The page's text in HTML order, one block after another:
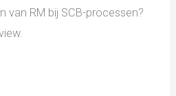
van RM bij SCB-processen?